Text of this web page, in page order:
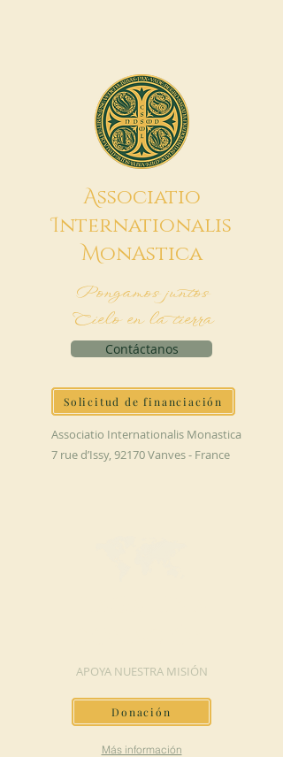
Associatio
Internationalis
MonAstica
Pongamos juntos
Cielo en la tierra
Contáctanos
Solicitud de financiación
Associatio Internationalis Monastica
7 rue d’Issy, 92170 Vanves - France
APOYA NUESTRA MISIÓN
Donación
Más información